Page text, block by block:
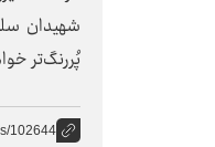
شهیدان
پُررنگ‌تر
102644